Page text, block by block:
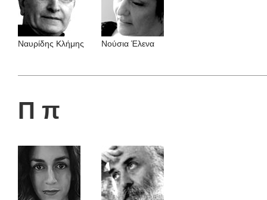
Ναυρίδης Kλήμης Νούσια Έλενα
Π π